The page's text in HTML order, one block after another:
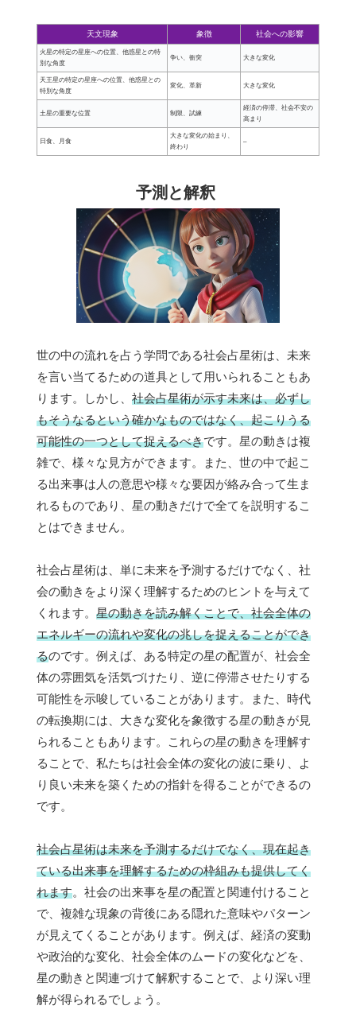
天文現象 象徴 社会への影響
火星の特定の星座への位置、他惑星との特
別な角度
争い、衝突 大きな変化
天王星の特定の星座への位置、他惑星との
特別な角度
変化、革新 大きな変化
土星の重要な位置 制限、試練
経済の停滞、社会不安の
高まり
日食、月食
大きな変化の始まり、
終わり
–
予測と解釈
世の中の流れを占う学問である社会占星術は、未来
を言い当てるための道具として用いられることもあ
ります。しかし、 社会占星術が示す未来は、必ずし
もそうなるという確かなものではなく、起こりうる
可能性の一つとして捉えるべきです。星の動きは複
雑で、様々な見方ができます。また、世の中で起こ
る出来事は人の意思や様々な要因が絡み合って生ま
れるものであり、星の動きだけで全てを説明するこ
とはできません。
社会占星術は、単に未来を予測するだけでなく、社
会の動きをより深く理解するためのヒントを与えて
くれます。 星の動きを読み解くことで、社会全体の
エネルギーの流れや変化の兆しを捉えることができ
るのです。例えば、ある特定の星の配置が、社会全
体の雰囲気を活気づけたり、逆に停滞させたりする
可能性を示唆していることがあります。また、時代
の転換期には、大きな変化を象徴する星の動きが見
られることもあります。これらの星の動きを理解す
ることで、私たちは社会全体の変化の波に乗り、よ
り良い未来を築くための指針を得ることができるの
です。
社会占星術は未来を予測するだけでなく、現在起き
ている出来事を理解するための枠組みも提供してく
れます。社会の出来事を星の配置と関連付けること
で、複雑な現象の背後にある隠れた意味やパターン
が見えてくることがあります。例えば、経済の変動
や政治的な変化、社会全体のムードの変化などを、
星の動きと関連づけて解釈することで、より深い理
解が得られるでしょう。